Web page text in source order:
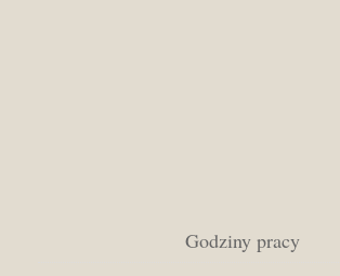
Godziny pracy